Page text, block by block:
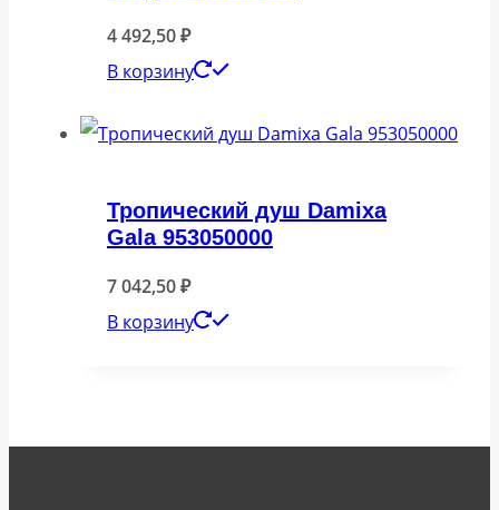
4 492,50₽
В корзину
Тропический душ Damixa
Gala 953050000
7 042,50₽
В корзину